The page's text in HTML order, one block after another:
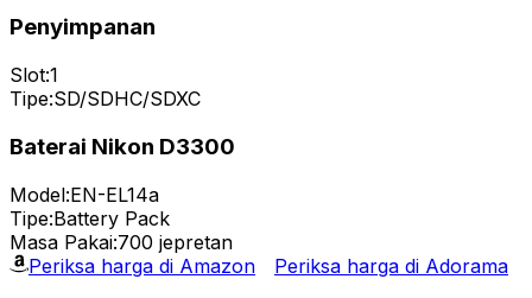
Penyimpanan
Slot:1
Tipe:SD/SDHC/SDXC
Baterai Nikon D3300
Model:EN-EL14a
Tipe:Battery Pack
Masa Pakai:700 jepretan
Periksa harga di Amazon
Periksa harga di Adorama